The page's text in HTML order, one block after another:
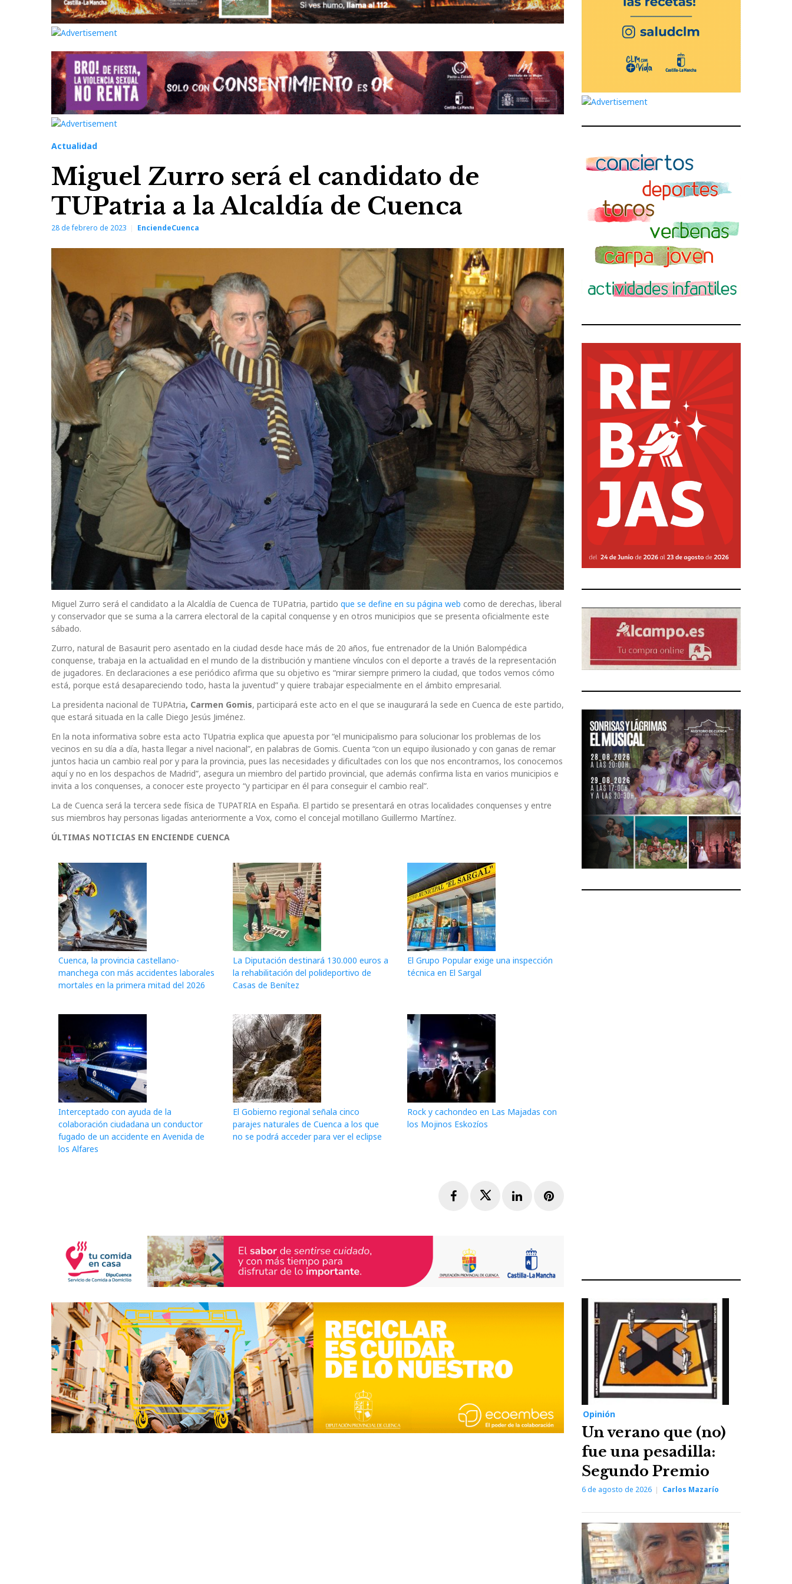
Actualidad
Miguel Zurro será el candidato de
TUPatria a la Alcaldía de Cuenca
28 de febrero de 2023 EnciendeCuenca
Miguel Zurro será el candidato a la Alcaldía de Cuenca de TUPatria, partido que se define en su página web como de derechas, liberal
y conservador que se suma a la carrera electoral de la capital conquense y en otros municipios que se presenta oficialmente este
sábado.
Zurro, natural de Basaurit pero asentado en la ciudad desde hace más de 20 años, fue entrenador de la Unión Balompédica
conquense, trabaja en la actualidad en el mundo de la distribución y mantiene vínculos con el deporte a través de la representación
de jugadores. En declaraciones a ese periódico afirma que su objetivo es “mirar siempre primero la ciudad, que todos vemos cómo
está, porque está desapareciendo todo, hasta la juventud” y quiere trabajar especialmente en el ámbito empresarial.
La presidenta nacional de TUPAtria, Carmen Gomis, participará este acto en el que se inaugurará la sede en Cuenca de este partido,
que estará situada en la calle Diego Jesús Jiménez.
En la nota informativa sobre esta acto TUpatria explica que apuesta por “el municipalismo para solucionar los problemas de los
vecinos en su día a día, hasta llegar a nivel nacional”, en palabras de Gomis. Cuenta “con un equipo ilusionado y con ganas de remar
juntos hacia un cambio real por y para la provincia, pues las necesidades y dificultades con los que nos encontramos, los conocemos
aquí y no en los despachos de Madrid”, asegura un miembro del partido provincial, que además confirma lista en varios municipios e
invita a los conquenses, a conocer este proyecto “y participar en él para conseguir el cambio real”.
La de Cuenca será la tercera sede física de TUPATRIA en España. El partido se presentará en otras localidades conquenses y entre
sus miembros hay personas ligadas anteriormente a Vox, como el concejal motillano Guillermo Martínez.
ÚLTIMAS NOTICIAS EN ENCIENDE CUENCA
Cuenca, la provincia castellano-
manchega con más accidentes laborales
mortales en la primera mitad del 2026
La Diputación destinará 130.000 euros a
la rehabilitación del polideportivo de
Casas de Benítez
El Grupo Popular exige una inspección
técnica en El Sargal
Interceptado con ayuda de la
colaboración ciudadana un conductor
fugado de un accidente en Avenida de
los Alfares
El Gobierno regional señala cinco
parajes naturales de Cuenca a los que
no se podrá acceder para ver el eclipse
Rock y cachondeo en Las Majadas con
los Mojinos Eskozíos
FacebookTwitterLinkedInPinterest
Opinión
Un verano que (no)
fue una pesadilla:
Segundo Premio
6 de agosto de 2026 Carlos Mazarío